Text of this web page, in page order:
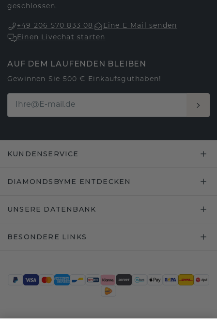
geschlossen.
+49 206 570 833 08
Eine E-Mail senden
Einen Livechat starten
AUF DEM LAUFENDEN BLEIBEN
Gewinnen Sie 500 € Einkaufsguthaben!
KUNDENSERVICE
DIAMONDSBYME ENTDECKEN
UNSERE DATENBANK
BESONDERE LINKS